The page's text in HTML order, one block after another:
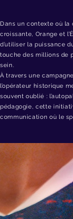
Dans un contexte où
croissante, Orange et
d’utiliser la puissance
touche des millions de
sein.
À travers une
l’opérateur historique
souvent oublié :
pédagogie, cette
communication où le